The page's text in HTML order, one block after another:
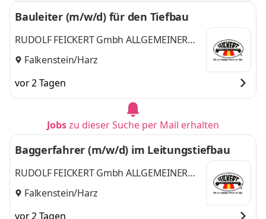
Bauleiter (m/w/d) für den Tiefbau
RUDOLF FEICKERT Gmbh ALLGEMEINER
INGENIEURBAU
Falkenstein/Harz
vor 2 Tagen
Jobszu dieser Suche per Mail erhalten
Baggerfahrer (m/w/d) im Leitungstiefbau
RUDOLF FEICKERT Gmbh ALLGEMEINER
INGENIEURBAU
Falkenstein/Harz
vor 2 Tagen